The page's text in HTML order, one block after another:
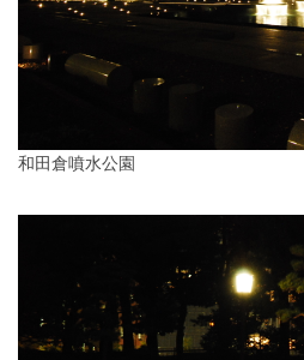
和田倉噴水公園